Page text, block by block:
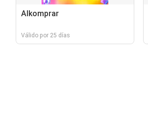
Alkomprar
Válido por 25 días